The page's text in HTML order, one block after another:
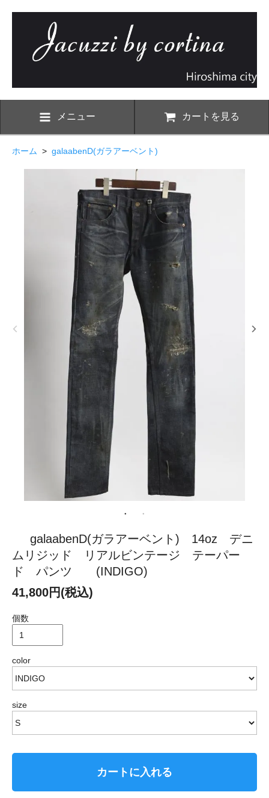
メニュー カートを見る
ホーム > galaabenD(ガラアーベント)
galaabenD(ガラアーベント) 14oz デニ
ムリジッド リアルビンテージ テーパー
ド パンツ (INDIGO)
41,800円(税込)
個数
color
size
カートに入れる